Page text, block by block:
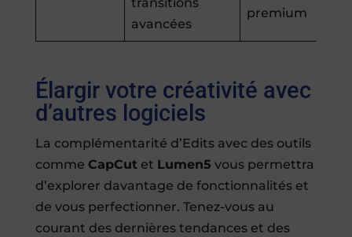
transitions
avancées
premium
Élargir votre créativité avec
d’autres logiciels
La complémentarité d’Edits avec des outils
comme CapCutet Lumen5 vous permettra
d’explorer davantage de fonctionnalités et
de vous perfectionner. Tenez-vous au
courant des dernières tendances et des